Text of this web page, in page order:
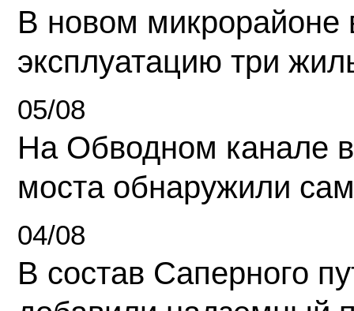
В новом микрорайоне
эксплуатацию три
05/08
На Обводном канале
моста обнаружили
04/08
В состав Саперного